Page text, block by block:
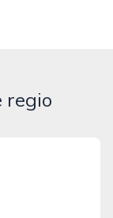
regio